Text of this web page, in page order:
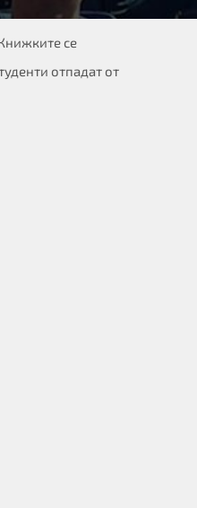
се
отпадат от